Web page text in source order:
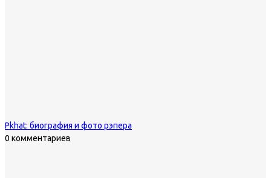
Pkhat: биография и фото рэпера
0 комментариев